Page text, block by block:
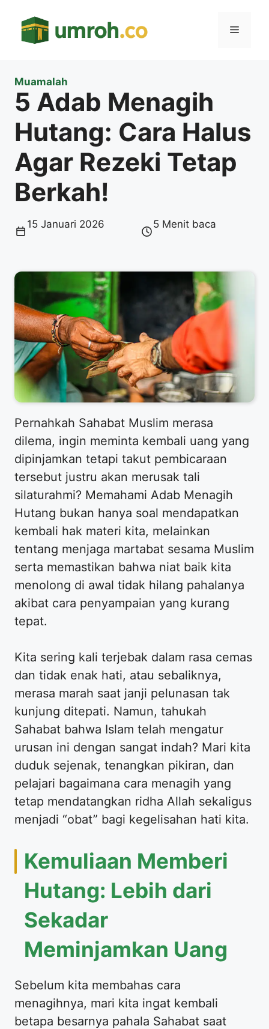
Menu
Muamalah
5 Adab Menagih
Hutang: Cara Halus
Agar Rezeki Tetap
Berkah!
15 Januari 2026 5 Menit baca
Pernahkah Sahabat Muslim merasa
dilema, ingin meminta kembali uang yang
dipinjamkan tetapi takut pembicaraan
tersebut justru akan merusak tali
silaturahmi? Memahami Adab Menagih
Hutang bukan hanya soal mendapatkan
kembali hak materi kita, melainkan
tentang menjaga martabat sesama Muslim
serta memastikan bahwa niat baik kita
menolong di awal tidak hilang pahalanya
akibat cara penyampaian yang kurang
tepat.
Kita sering kali terjebak dalam rasa cemas
dan tidak enak hati, atau sebaliknya,
merasa marah saat janji pelunasan tak
kunjung ditepati. Namun, tahukah
Sahabat bahwa Islam telah mengatur
urusan ini dengan sangat indah? Mari kita
duduk sejenak, tenangkan pikiran, dan
pelajari bagaimana cara menagih yang
tetap mendatangkan ridha Allah sekaligus
menjadi “obat” bagi kegelisahan hati kita.
Kemuliaan Memberi
Hutang: Lebih dari
Sekadar
Meminjamkan Uang
Sebelum kita membahas cara
menagihnya, mari kita ingat kembali
betapa besarnya pahala Sahabat saat